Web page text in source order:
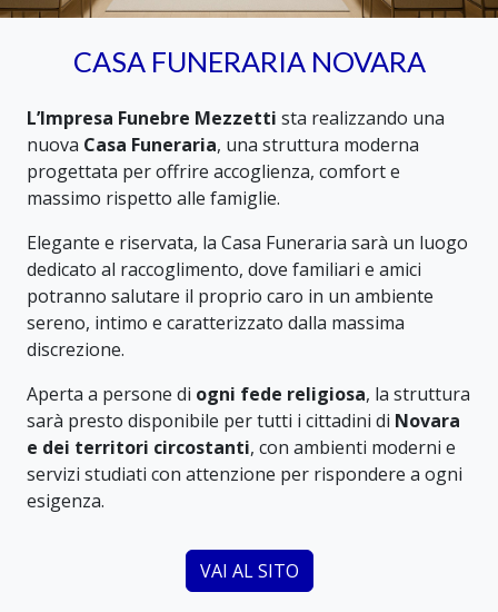
CASA FUNERARIA NOVARA
L’Impresa Funebre Mezzetti sta realizzando una
nuova Casa Funeraria, una struttura moderna
progettata per offrire accoglienza, comfort e
massimo rispetto alle famiglie.
Elegante e riservata, la Casa Funeraria sarà un luogo
dedicato al raccoglimento, dove familiari e amici
potranno salutare il proprio caro in un ambiente
sereno, intimo e caratterizzato dalla massima
discrezione.
Aperta a persone di ogni fede religiosa, la struttura
sarà presto disponibile per tutti i cittadini di Novara
e dei territori circostanti, con ambienti moderni e
servizi studiati con attenzione per rispondere a ogni
esigenza.
VAI AL SITO